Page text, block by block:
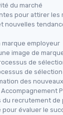
du marché
pour attirer les
nouvelles
marque employeur
image de
de
de
des
du recrutement de
pour évaluer le